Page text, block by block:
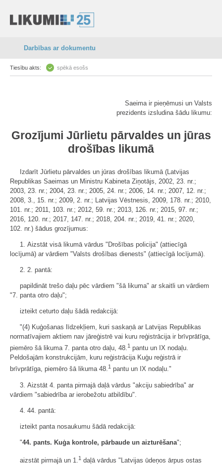
Darbības ar dokumentu
Tiesību akts: spēkā esošs
Saeima ir pieņēmusi un Valsts
prezidents izsludina šādu likumu:
Grozījumi Jūrlietu pārvaldes un jūras
drošības likumā
Izdarīt Jūrlietu pārvaldes un jūras drošības likumā (Latvijas
Republikas Saeimas un Ministru Kabineta Ziņotājs, 2002, 23. nr.;
2003, 23. nr.; 2004, 23. nr.; 2005, 24. nr.; 2006, 14. nr.; 2007, 12. nr.;
2008, 3., 15. nr.; 2009, 2. nr.; Latvijas Vēstnesis, 2009, 178. nr.; 2010,
101. nr.; 2011, 103. nr.; 2012, 59. nr.; 2013, 126. nr.; 2015, 97. nr.;
2016, 120. nr.; 2017, 147. nr.; 2018, 204. nr.; 2019, 41. nr.; 2020,
102. nr.) šādus grozījumus:
1. Aizstāt visā likumā vārdus "Drošības policija" (attiecīgā
locījumā) ar vārdiem "Valsts drošības dienests" (attiecīgā locījumā).
2. 2. pantā:
papildināt trešo daļu pēc vārdiem "šā likuma" ar skaitli un vārdiem
"7. panta otro daļu";
izteikt ceturto daļu šādā redakcijā:
"(4) Kuģošanas līdzekļiem, kuri saskaņā ar Latvijas Republikas
normatīvajiem aktiem nav jāreģistrē vai kuru reģistrācija ir brīvprātīga,
piemēro šā likuma 7. panta otro daļu, 48.1 pantu un IX nodaļu.
Peldošajām konstrukcijām, kuru reģistrācija Kuģu reģistrā ir
brīvprātīga, piemēro šā likuma 48.1 pantu un IX nodaļu."
3. Aizstāt 4. panta pirmajā daļā vārdus "akciju sabiedrība" ar
vārdiem "sabiedrība ar ierobežotu atbildību".
4. 44. pantā:
izteikt panta nosaukumu šādā redakcijā:
"44. pants. Kuģa kontrole, pārbaude un aizturēšana";
aizstāt pirmajā un 1. 1 daļā vārdus "Latvijas ūdeņos ārpus ostas